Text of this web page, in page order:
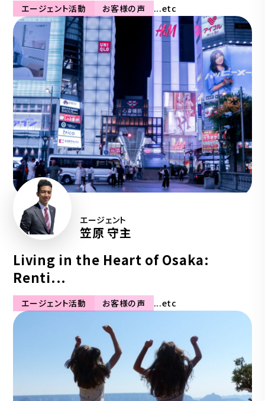
エージェント活動 お客様の声 ...etc
エージェント
笠原 守主
Living in the Heart of Osaka:
Renti...
エージェント活動 お客様の声 ...etc